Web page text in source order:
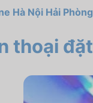
Hà Nội Hải Phòng
thoại